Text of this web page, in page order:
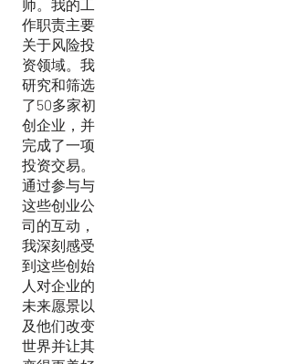
师。我的工
作职责主要
关于风险投
资领域。我
研究和筛选
了50多家初
创企业，并
完成了一项
投资交易。
通过参与与
这些创业公
司的互动，
我深刻感受
到这些创始
人对企业的
未来愿景以
及他们改变
世界并让其